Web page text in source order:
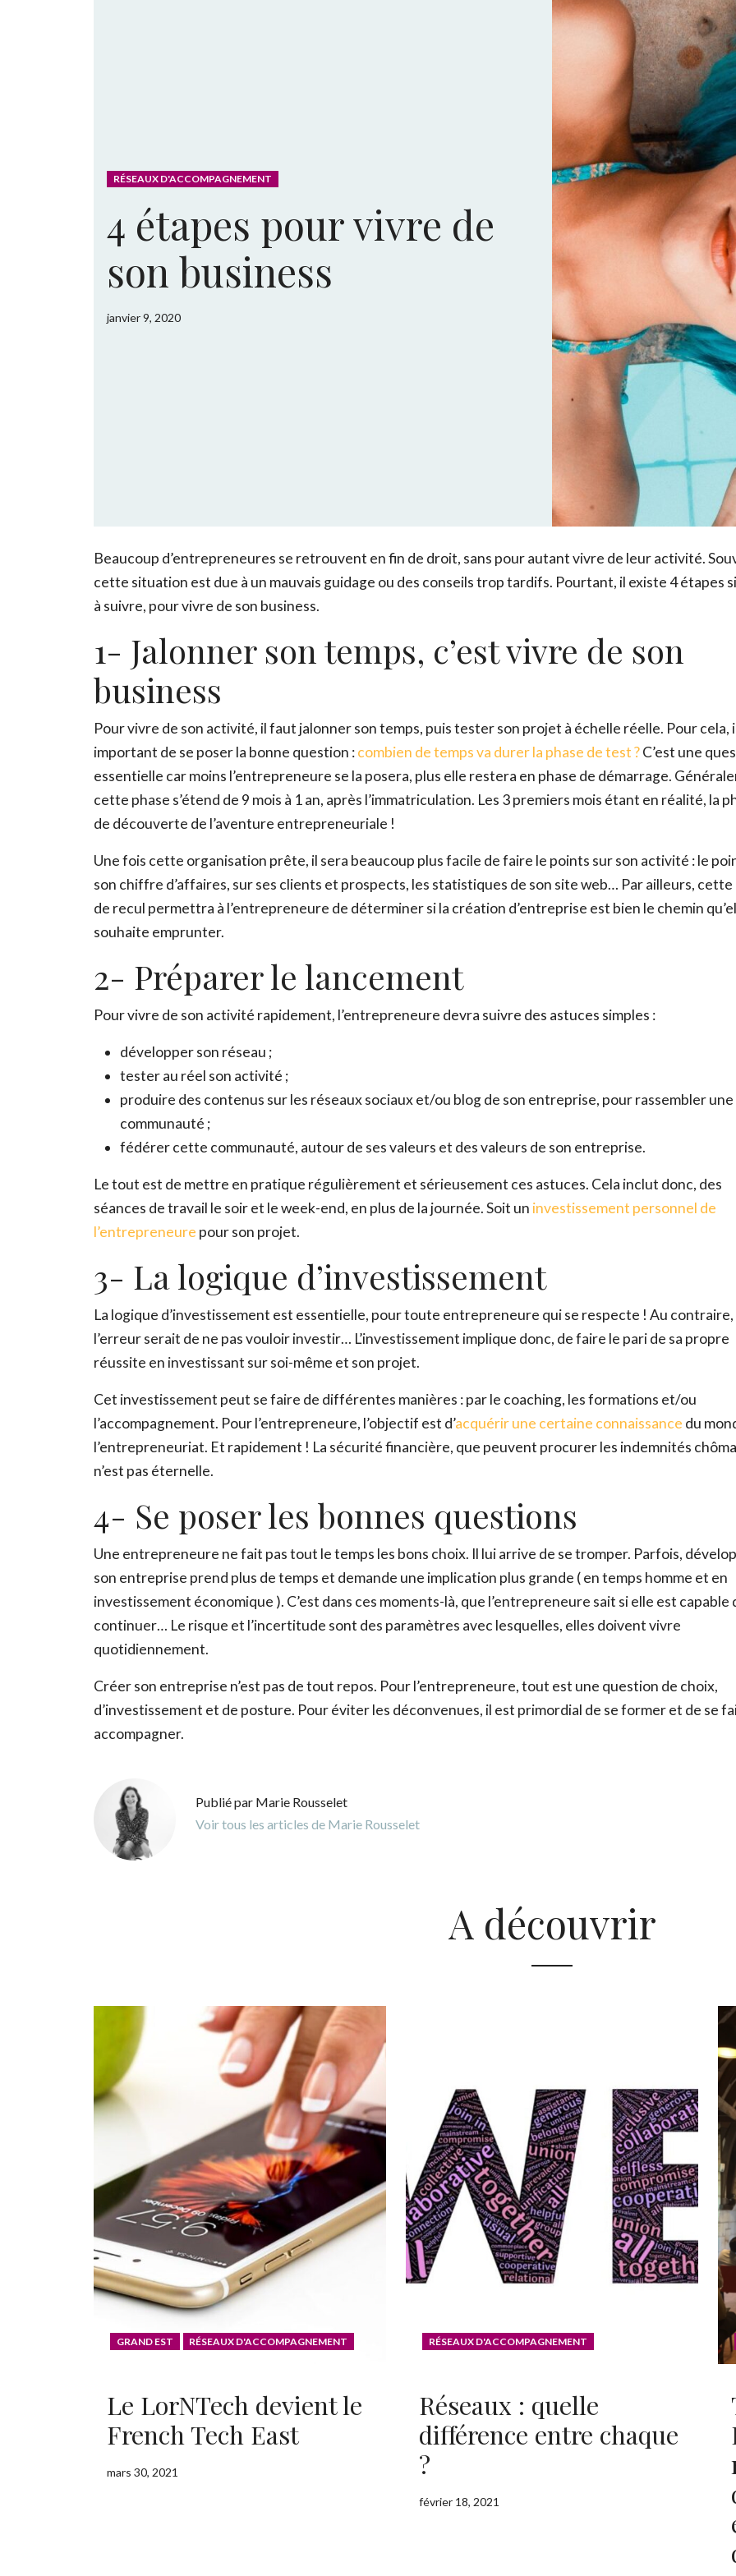
ADOPTE TON RÉSEAU
Envie d’en savoir plus sur les réseaux ? Télécharge
Email*
RÉSEAUX D'ACCOMPAGNEMENT
4 étapes pour vivre de
son business
janvier 9, 2020
Beaucoup d’entrepreneures se retrouvent en fin de droit, sans pour autant vivre de leur activité.
cette situation est due à un mauvais guidage ou des conseils trop tardifs. Pourtant, il existe 4 étapes
à suivre, pour vivre de son business.
1- Jalonner son temps, c’est vivre de son
business
Pour vivre de son activité, il faut jalonner son temps, puis tester son projet à échelle réelle. Pour cela,
important de se poser la bonne question :combien de temps va durer la phase de test ?C’est une
essentielle car moins l’entrepreneure se la posera, plus elle restera en phase de démarrage.
cette phase s’étend de 9 mois à 1 an, après l’immatriculation. Les 3 premiers mois étant en réalité, la
de découverte de l’aventure entrepreneuriale !
Une fois cette organisation prête, il sera beaucoup plus facile de faire le points sur son activité : le
son chiffre d’affaires, sur ses clients et prospects, les statistiques de son site web… Par ailleurs, cette
de recul permettra à l’entrepreneure de déterminer si la création d’entreprise est bien le chemin
souhaite emprunter.
2- Préparer le lancement
Pour vivre de son activité rapidement, l’entrepreneure devra suivre des astuces simples :
développer son réseau ;
tester au réel son activité ;
produire des contenus sur les réseaux sociaux et/ou blog de son entreprise, pour rassembler une
communauté ;
fédérer cette communauté, autour de ses valeurs et des valeurs de son entreprise.
Le tout est de mettre en pratique régulièrement et sérieusement ces astuces. Cela inclut donc, des
séances de travail le soir et le week-end, en plus de la journée. Soit un investissement personnel de
l’entrepreneure pour son projet.
3- La logique d’investissement
La logique d’investissement est essentielle, pour toute entrepreneure qui se respecte ! Au contraire,
l’erreur serait de ne pas vouloir investir… L’investissement implique donc, de faire le pari de sa propre
réussite en investissant sur soi-même et son projet.
Cet investissement peut se faire de différentes manières : par le coaching, les formations et/ou
l’accompagnement. Pour l’entrepreneure, l’objectif est d’acquérir une certaine connaissance du
l’entrepreneuriat. Et rapidement ! La sécurité financière, que peuvent procurer les indemnités
n’est pas éternelle.
4- Se poser les bonnes questions
Une entrepreneure ne fait pas tout le temps les bons choix. Il lui arrive de se tromper. Parfois,
son entreprise prend plus de temps et demande une implication plus grande ( en temps homme et en
investissement économique ). C’est dans ces moments-là, que l’entrepreneure sait si elle est capable
continuer… Le risque et l’incertitude sont des paramètres avec lesquelles, elles doivent vivre
quotidiennement.
Créer son entreprise n’est pas de tout repos. Pour l’entrepreneure, tout est une question de choix,
d’investissement et de posture. Pour éviter les déconvenues, il est primordial de se former et de se
accompagner.
Publié par Marie Rousselet
Voir tous les articles de Marie Rousselet
A découvrir
GRAND EST RÉSEAUX D'ACCOMPAGNEMENT
Le LorNTech devient le
French Tech East
mars 30, 2021
RÉSEAUX D'ACCOMPAGNEMENT
Réseaux : quelle
différence entre chaque
?
février 18, 2021